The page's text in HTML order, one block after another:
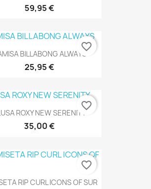
59,95 €
BILLABONG ALWAYS
25,95 €
favorite_border
ROXY NEW SERENITY
35,00 €
favorite_border
RIP CURL ICONS OF SUR
favorite_border